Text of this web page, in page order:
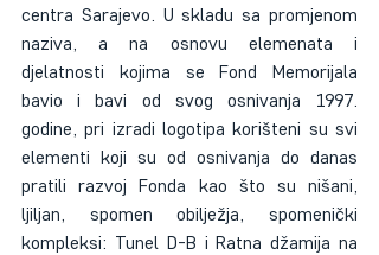
centra Sarajevo. U skladu sa promjenom
naziva, a na osnovu elemenata i
djelatnosti kojima se Fond Memorijala
bavio i bavi od svog osnivanja 1997.
godine, pri izradi logotipa korišteni su svi
elementi koji su od osnivanja do danas
pratili razvoj Fonda kao što su nišani,
ljiljan, spomen obilježja, spomenički
kompleksi: Tunel D-B i Ratna džamija na